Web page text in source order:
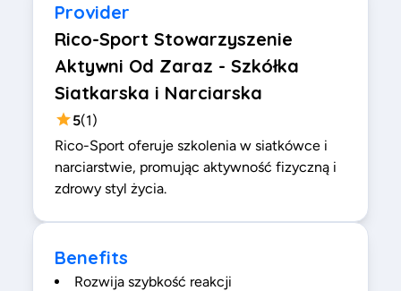
Provider
Rico-Sport Stowarzyszenie
Aktywni Od Zaraz - Szkółka
Siatkarska i Narciarska
5(1)
Rico-Sport oferuje szkolenia w siatkówce i
narciarstwie, promując aktywność fizyczną i
zdrowy styl życia.
Benefits
Rozwija szybkość reakcji